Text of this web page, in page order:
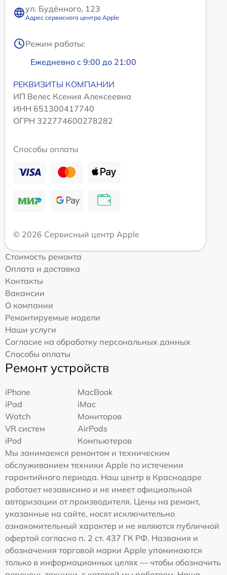
ул. Будённого, 123
Адрес сервисного центра Apple
Режим работы:
Ежедневно с 9:00 до 21:00
РЕКВИЗИТЫ КОМПАНИИ
ИП Велес Ксения Алексеевна
ИНН 651300417740
ОГРН 322774600278282
Способы оплаты
© 2026 Сервисный центр Apple
Стоимость ремонта
Оплата и доставка
Контакты
Вакансии
О компании
Ремонтируемые модели
Наши услуги
Согласие на обработку персональных данных
Способы оплаты
Ремонт устройств
iPhone
MacBook
iPad
iMac
Watch
Мониторов
VR систем
AirPods
iPod
Компьютеров
Мы занимаемся ремонтом и техническим
обслуживанием техники Apple по истечении
гарантийного периода. Наш центр в Краснодаре
работает независимо и не имеет официальной
авторизации от производителя. Цены на ремонт,
указанные на сайте, носят исключительно
ознакомительный характер и не являются публичной
офертой согласно п. 2 ст. 437 ГК РФ. Названия и
обозначения торговой марки Apple упоминаются
только в информационных целях — чтобы обозначить